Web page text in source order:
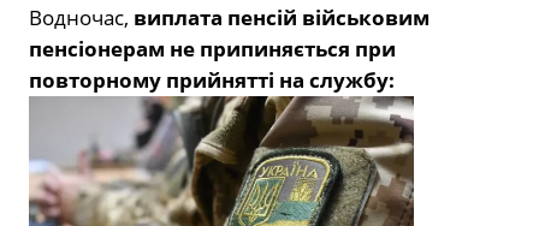
Водночас, виплата пенсій військовим
пенсіонерам не припиняється при
повторному прийнятті на службу: